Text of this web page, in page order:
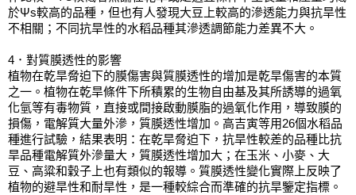
於Ψs較高的品種，但也有人發現大豆上較高的滲透能力與抗旱性
不相關；不同抗旱性的水稻品種其滲透調節能力差異不大。
4．對質膜透性的影響
植物在乾旱脅迫下的膜傷害與質膜透性的增加是乾旱傷害的本質
之一。植物在乾旱條件下所積累的生物自由基及其所誘導的過氧
化氫等有毒物質，直接或間接啟動膜脂的過氧化作用，導致膜的
損傷，電解質大量外滲，質膜透性增加。高吉寅等用26個水稻品
種進行試驗，結果表明：在乾旱脅迫下，抗旱性較差的品種比抗
旱品種電解質外滲量大，質膜透性增加大；在玉米、小麥、大
豆、高粱和穀子上也有類似的報導。質膜透性變化實際上反映了
植物的避旱性和耐旱性，是一種較綜合而準確的抗旱鑒定指標。